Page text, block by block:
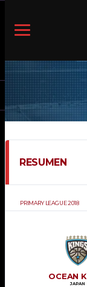
RESUMEN
PRIMARY LEAGUE 2018
OCEAN
JAPAN